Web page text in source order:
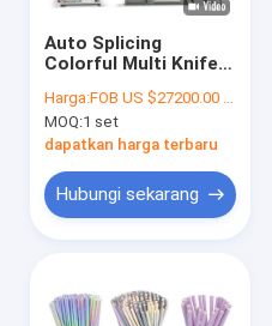
Auto Splicing
Colorful Multi Knife
Machine Untuk
Membuat Sedotan
Kertas
Harga:FOB US $27200.00 - 27300.00 / Set
MOQ:1 set
dapatkan harga terbaru
Hubungi sekarang